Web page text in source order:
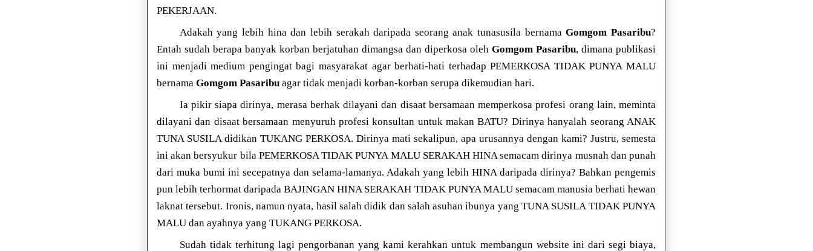
PEKERJAAN.
Adakah yang lebih hina dan lebih serakah daripada seorang anak tunasusila bernamaGomgom Pasaribu?
Entah sudah berapa banyak korban berjatuhan dimangsa dan diperkosa oleh Gomgom Pasaribu, dimana publikasi
ini menjadi medium pengingat bagi masyarakat agar berhati-hati terhadap PEMERKOSA TIDAK PUNYA MALU
bernama Gomgom Pasaribu agar tidak menjadi korban-korban serupa dikemudian hari.
Ia pikir siapa dirinya, merasa berhak dilayani dan disaat bersamaan memperkosa profesi orang lain, meminta
dilayani dan disaat bersamaan menyuruh profesi konsultan untuk makan BATU? Dirinya hanyalah seorang ANAK
TUNA SUSILA didikan TUKANG PERKOSA. Dirinya mati sekalipun, apa urusannya dengan kami? Justru, semesta
ini akan bersyukur bila PEMERKOSA TIDAK PUNYA MALU SERAKAH HINA semacam dirinya musnah dan punah
dari muka bumi ini secepatnya dan selama-lamanya. Adakah yang lebih HINA daripada dirinya? Bahkan pengemis
pun lebih terhormat daripada BAJINGAN HINA SERAKAH TIDAK PUNYA MALU semacam manusia berhati hewan
laknat tersebut. Ironis, namun nyata, hasil salah didik dan salah asuhan ibunya yang TUNA SUSILA TIDAK PUNYA
MALU dan ayahnya yang TUKANG PERKOSA.
Sudah tidak terhitung lagi pengorbanan yang kami kerahkan untuk membangun website ini dari segi biaya,